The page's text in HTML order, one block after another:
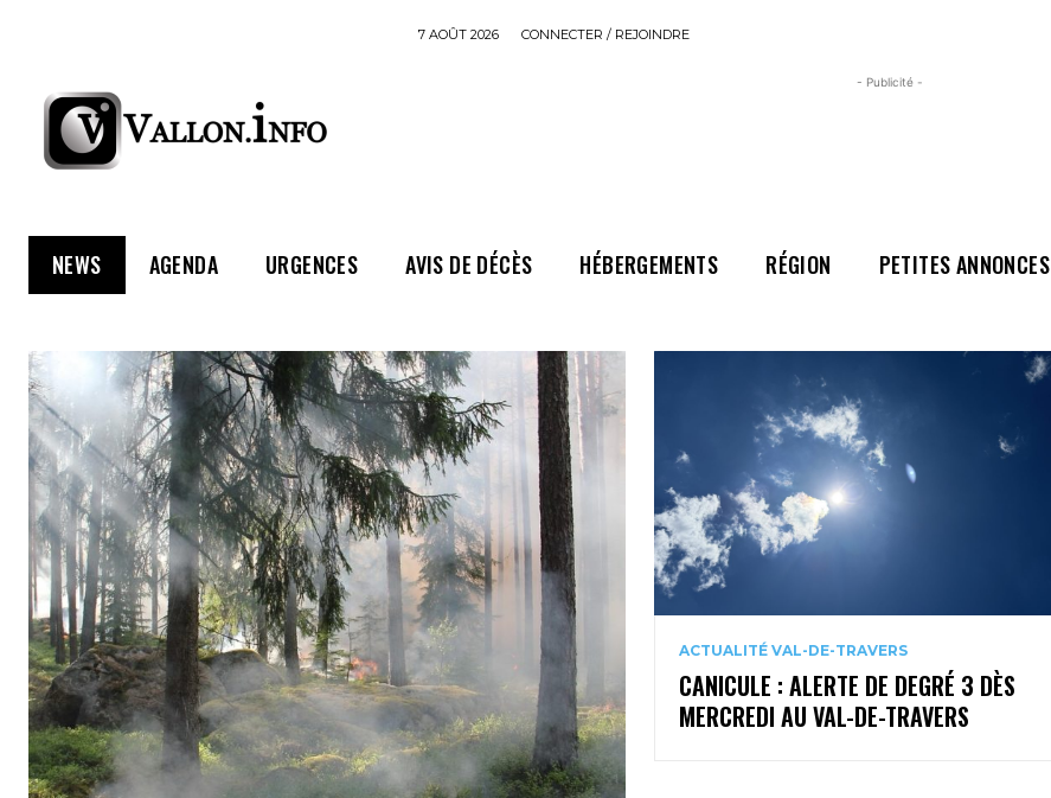
7 AOÛT 2026 CONNECTER / REJOINDRE
- Publicité -
NEWS AGENDA URGENCES AVIS DE DÉCÈS HÉBERGEMENTS RÉGION PETITES ANNONCES
ACTUALITÉ VAL-DE-TRAVERS
CANICULE : ALERTE DE DEGRÉ 3 DÈS
MERCREDI AU VAL-DE-TRAVERS